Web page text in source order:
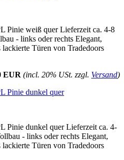
Pinie weiß quer Lieferzeit ca. 4-8
- links oder rechts Elegant,
Türen von Tradedoors
EUR (incl. 20% USt. zzgl. Versand)
Pinie dunkel quer
Pinie dunkel quer Lieferzeit ca. 4-
- links oder rechts Elegant,
Türen von Tradedoors